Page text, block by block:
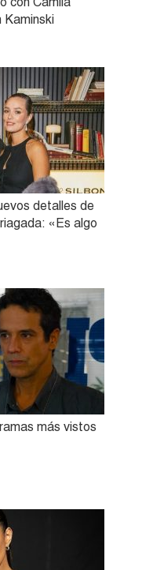
Kaminski
detalles de
«Es algo
más vistos